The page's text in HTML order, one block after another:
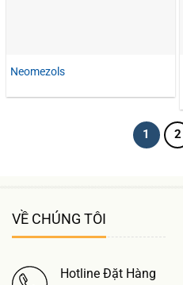
Neomezols
1 2
VỀ CHÚNG TÔI
Hotline Đặt Hàng